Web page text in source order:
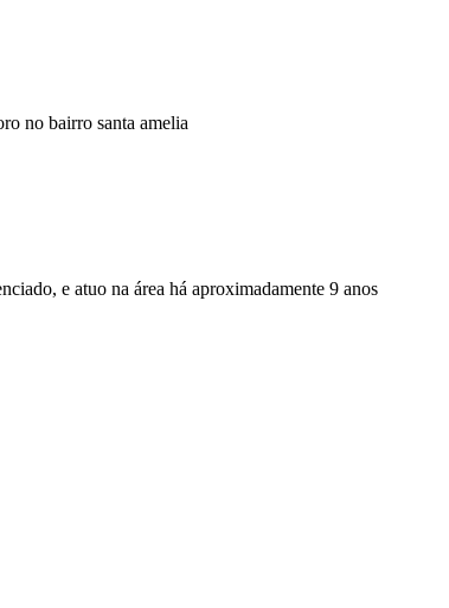
no bairro santa amelia
e atuo na área há aproximadamente 9 anos